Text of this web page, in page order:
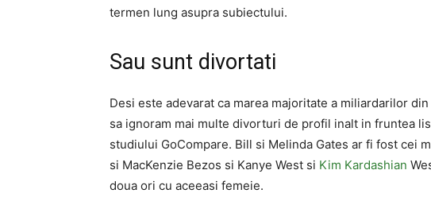
termen lung asupra subiectului.
Sau sunt divortati
Desi este adevarat ca marea majoritate a miliardarilor
sa ignoram mai multe divorturi de profil inalt in fruntea
studiului GoCompare. Bill si Melinda Gates ar fi fost cei
si MacKenzie Bezos si Kanye West si Kim Kardashian
doua ori cu aceeasi femeie.